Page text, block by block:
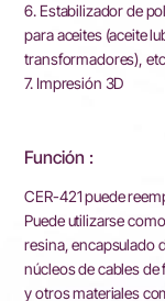
6. Estabilizador de
para aceites (aceite
transformadores),
7. Impresión 3D
Función :
CER-421 puede
Puede utilizarse
resina, encapsulado
núcleos de cables
y otros materiales